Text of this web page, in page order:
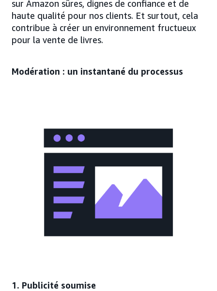
sur Amazon sûres, dignes de confiance et de
haute qualité pour nos clients. Et surtout, cela
contribue à créer un environnement fructueux
pour la vente de livres.
Modération : un instantané du processus
1. Publicité soumise